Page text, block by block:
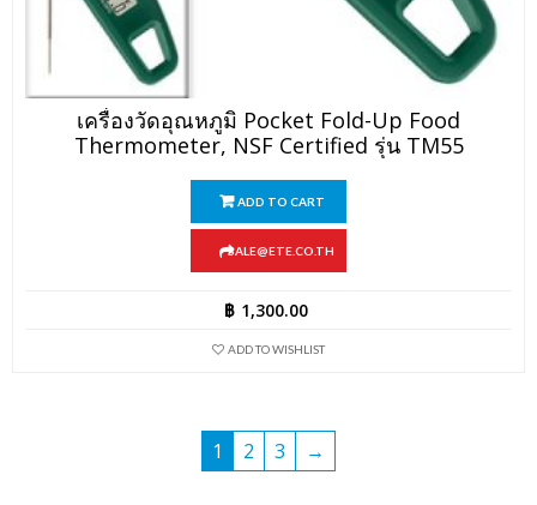
เครื่องวัดอุณหภูมิ Pocket Fold-Up Food
Thermometer, NSF Certified รุ่น TM55
ADD TO CART
SALE@ETE.CO.TH
฿ 1,300.00
ADD TO WISHLIST
1 2 3 →